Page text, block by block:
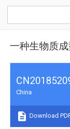
一种生物质
China
Download